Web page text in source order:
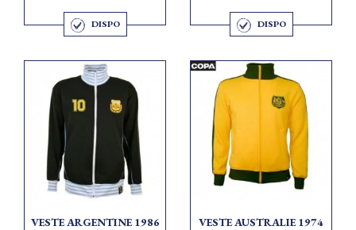
DISPO DISPO
VESTE ARGENTINE 1986 VESTE AUSTRALIE 1974